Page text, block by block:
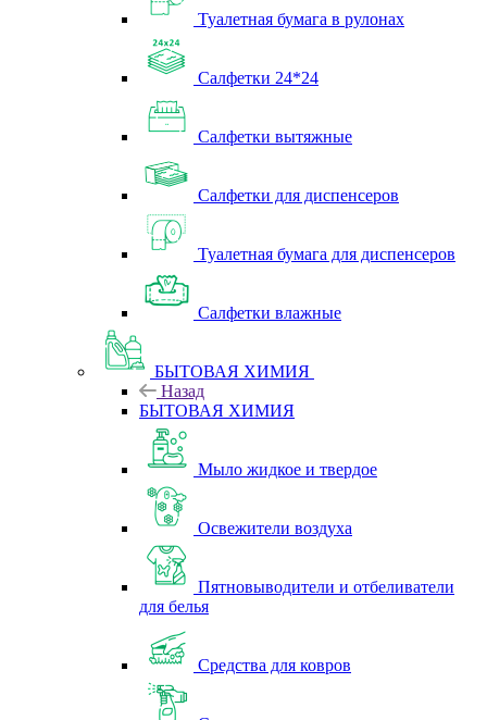
Туалетная бумага в рулонах
Салфетки 24*24
Салфетки вытяжные
Салфетки для диспенсеров
Туалетная бумага для диспенсеров
Салфетки влажные
БЫТОВАЯ ХИМИЯ
Назад
БЫТОВАЯ ХИМИЯ
Мыло жидкое и твердое
Освежители воздуха
Пятновыводители и отбеливатели
для белья
Средства для ковров